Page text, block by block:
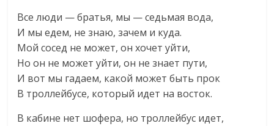
Все люди — братья, мы — седьмая вода,
И мы едем, не знаю, зачем и куда.
Мой сосед не может, он хочет уйти,
Но он не может уйти, он не знает пути,
И вот мы гадаем, какой может быть прок
В троллейбусе, который идет на восток.
В кабине нет шофера, но троллейбус идет,